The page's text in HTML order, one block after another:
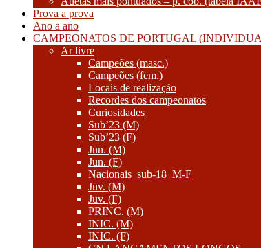
Prova a prova
Ano a ano
CAMPEONATOS DE PORTUGAL
Ar livre
Campeões (masc.)
Campeões (fem.)
Locais de realização
Recordes dos campeonatos
Curiosidades
Sub’23 (M)
Sub’23 (F)
Jun. (M)
Jun. (F)
Nacionais_sub-18_M-F
Juv. (M)
Juv. (F)
PRINC. (M)
INIC. (M)
INIC. (F)